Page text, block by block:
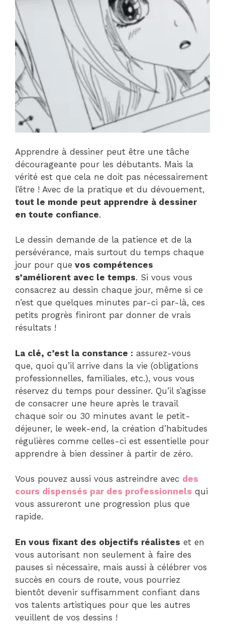
Apprendre à dessiner peut être une tâche
décourageante pour les débutants. Mais la
vérité est que cela ne doit pas nécessairement
l’être ! Avec de la pratique et du dévouement,
tout le monde peut apprendre à dessiner
en toute confiance.
Le dessin demande de la patience et de la
persévérance, mais surtout du temps chaque
jour pour que vos compétences
s’améliorent avec le temps. Si vous vous
consacrez au dessin chaque jour, même si ce
n’est que quelques minutes par-ci par-là, ces
petits progrès finiront par donner de vrais
résultats !
La clé, c’est la constance : assurez-vous
que, quoi qu’il arrive dans la vie (obligations
professionnelles, familiales, etc.), vous vous
réservez du temps pour dessiner. Qu’il s’agisse
de consacrer une heure après le travail
chaque soir ou 30 minutes avant le petit-
déjeuner, le week-end, la création d’habitudes
régulières comme celles-ci est essentielle pour
apprendre à bien dessiner à partir de zéro.
Vous pouvez aussi vous astreindre avec des
cours dispensés par des professionnels qui
vous assureront une progression plus que
rapide.
En vous fixant des objectifs réalistes et en
vous autorisant non seulement à faire des
pauses si nécessaire, mais aussi à célébrer vos
succès en cours de route, vous pourriez
bientôt devenir suffisamment confiant dans
vos talents artistiques pour que les autres
veuillent de vos dessins !